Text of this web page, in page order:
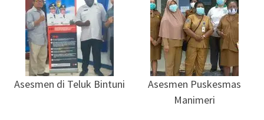
Asesmen di Teluk Bintuni
Asesmen Puskesmas
Manimeri